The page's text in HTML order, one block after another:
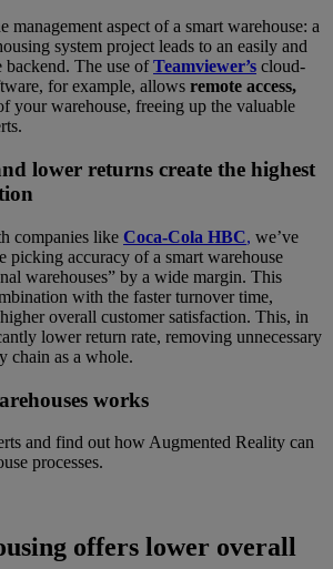
management aspect of a smart warehouse: a
system project leads to an easily and
backend. The use ofTeamviewer’s cloud-
for example, allows remote access,
your warehouse, freeing up the valuable
lower returns create the highest
companies like Coca-Cola HBC, we’ve
picking accuracy of a smart warehouse
warehouses” by a wide margin. This
with the faster turnover time,
overall customer satisfaction. This, in
lower return rate, removing unnecessary
chain as a whole.
works
and find out how Augmented Reality can
processes.
offers lower overall